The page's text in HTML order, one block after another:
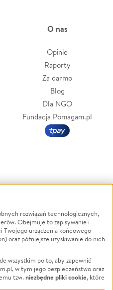
O nas
Opinie
Raporty
Za darmo
Blog
Dla NGO
Fundacja Pomagam.pl
Powódź
Wichura
NGO
Edukacja
Podróż
rozwiązań technologicznych,
Obejmuje to zapisywanie i
urządzenia końcowego
oraz późniejsze uzyskiwanie do nich
wszystkim po to, aby zapewnić
w tym jego bezpieczeństwo oraz
tzw.niezbędne pliki cookie, które